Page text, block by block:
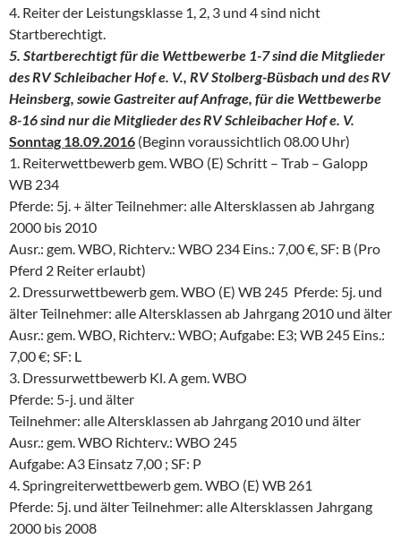
4. Reiter der Leistungsklasse 1, 2, 3 und 4 sind nicht
Startberechtigt.
5. Startberechtigt für die Wettbewerbe 1-7 sind die Mitglieder
des RV Schleibacher Hof e. V., RV Stolberg-Büsbach und des RV
Heinsberg, sowie Gastreiter auf Anfrage, für die Wettbewerbe
8-16 sind nur die Mitglieder des RV Schleibacher Hof e. V.
Sonntag 18.09.2016 (Beginn voraussichtlich 08.00 Uhr)
1. Reiterwettbewerb gem. WBO (E) Schritt – Trab – Galopp
WB 234
Pferde: 5j. + älter Teilnehmer: alle Altersklassen ab Jahrgang
2000 bis 2010
Ausr.: gem. WBO, Richterv.: WBO 234 Eins.: 7,00 €, SF: B (Pro
Pferd 2 Reiter erlaubt)
2. Dressurwettbewerb gem. WBO (E) WB 245 Pferde: 5j. und
älter Teilnehmer: alle Altersklassen ab Jahrgang 2010 und älter
Ausr.: gem. WBO, Richterv.: WBO; Aufgabe: E3; WB 245 Eins.:
7,00 €; SF: L
3. Dressurwettbewerb Kl. A gem. WBO
Pferde: 5-j. und älter
Teilnehmer: alle Altersklassen ab Jahrgang 2010 und älter
Ausr.: gem. WBO Richterv.: WBO 245
Aufgabe: A3 Einsatz 7,00 ; SF: P
4. Springreiterwettbewerb gem. WBO (E) WB 261
Pferde: 5j. und älter Teilnehmer: alle Altersklassen Jahrgang
2000 bis 2008